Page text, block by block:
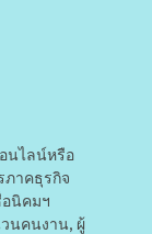
นไลน์หรือ
ภาคธุรกิจ
นิคมฯ
วนคนงาน, ผู้